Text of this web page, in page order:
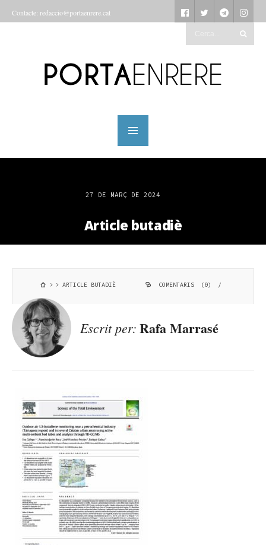
Contacte: redaccio@portaenrere.cat
27 DE MARÇ DE 2024
Article butadiè
ARTICLE BUTADIÈ COMENTARIS (0) /
Escrit per: Rafa Marrasé